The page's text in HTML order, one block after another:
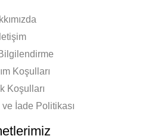
İletişim
Koşulları
Koşulları
İade Politikası